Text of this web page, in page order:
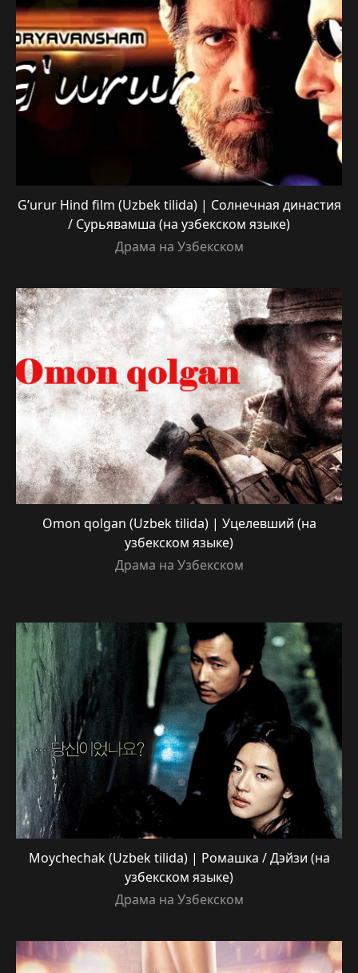
G’urur Hind film (Uzbek tilida) | Солнечная династия
/ Сурьявамша (на узбекском языке)
Драма на Узбекском
Omon qolgan (Uzbek tilida) | Уцелевший (на
узбекском языке)
Драма на Узбекском
Moychechak (Uzbek tilida) | Ромашка / Дэйзи (на
узбекском языке)
Драма на Узбекском